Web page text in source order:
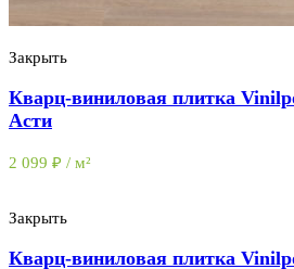
Закрыть
Кварц-виниловая плитка
Асти
2 099 ₽ / м²
Закрыть
Кварц-виниловая плитка